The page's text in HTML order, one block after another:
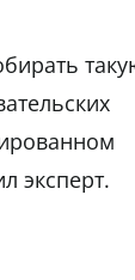
эксперт.